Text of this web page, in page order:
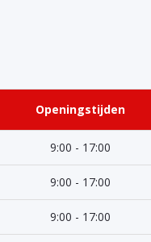
Openingstijden
9:00 - 17:00
9:00 - 17:00
9:00 - 17:00